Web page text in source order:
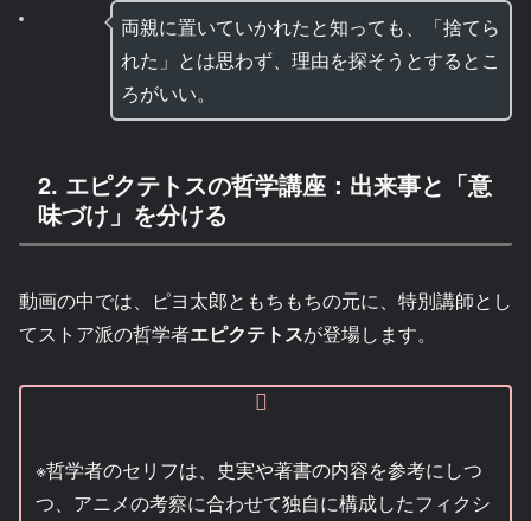
両親に置いていかれたと知っても、「捨てら
れた」とは思わず、理由を探そうとするとこ
ろがいい。
2. エピクテトスの哲学講座：出来事と「意
味づけ」を分ける
動画の中では、ピヨ太郎ともちもちの元に、特別講師とし
てストア派の哲学者エピクテトスが登場します。
※哲学者のセリフは、史実や著書の内容を参考にしつ
つ、アニメの考察に合わせて独自に構成したフィクシ